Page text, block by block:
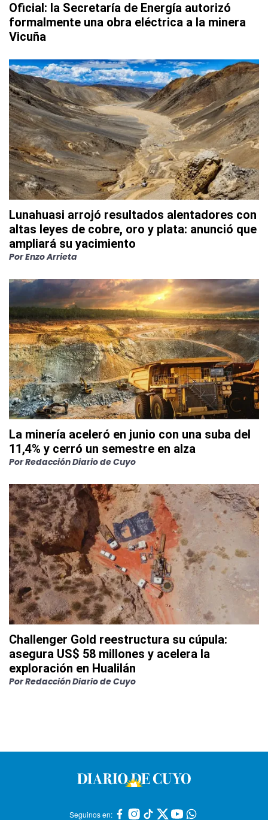
Oficial: la Secretaría de Energía autorizó
formalmente una obra eléctrica a la minera
Vicuña
Lunahuasi arrojó resultados alentadores con
altas leyes de cobre, oro y plata: anunció que
ampliará su yacimiento
PorEnzo Arrieta
La minería aceleró en junio con una suba del
11,4% y cerró un semestre en alza
PorRedacción Diario de Cuyo
Challenger Gold reestructura su cúpula:
asegura US$ 58 millones y acelera la
exploración en Hualilán
PorRedacción Diario de Cuyo
Seguinos en: